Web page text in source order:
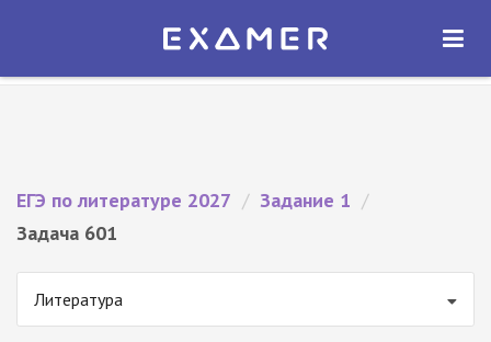
Экзамер — ЕГЭ 2027
ОТКРЫТЬ
ЕГЭ по литературе 2027 / Задание 1 /
Задача 601
Литература